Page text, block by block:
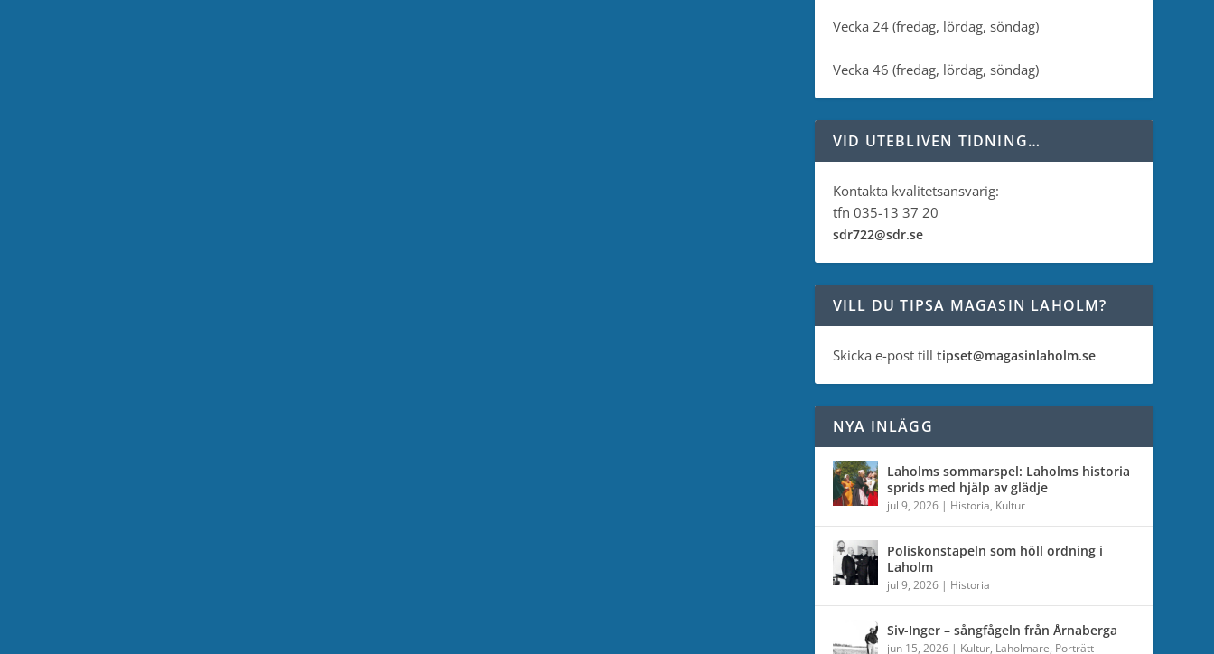
Vecka 24 (fredag, lördag, söndag)
Vecka 46 (fredag, lördag, söndag)
VID UTEBLIVEN TIDNING…
Kontakta kvalitetsansvarig:
tfn 035-13 37 20
sdr722@sdr.se
VILL DU TIPSA MAGASIN LAHOLM?
Skicka e-post till tipset@magasinlaholm.se
NYA INLÄGG
Laholms sommarspel: Laholms historia
sprids med hjälp av glädje
jul 9, 2026| Historia, Kultur
Poliskonstapeln som höll ordning i
Laholm
jul 9, 2026| Historia
Siv-Inger – sångfågeln från Årnaberga
jun 15, 2026| Kultur, Laholmare, Porträtt